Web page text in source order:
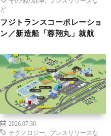
ど
フジトランスコーポレーショ
ン／新造船「蓉翔丸」就航
2026.07.30
テクノロジー
プレスリリースな